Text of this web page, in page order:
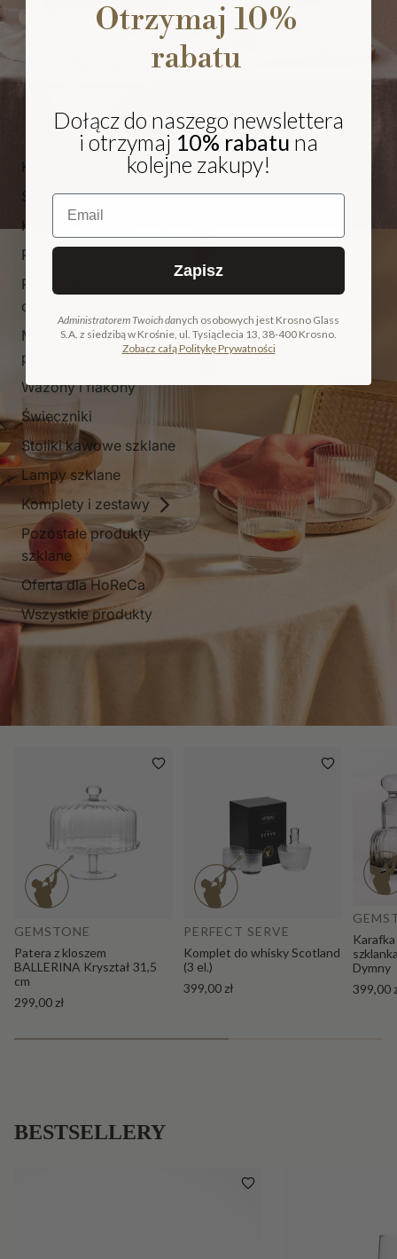
Kieliszki i pokale
Szklanki
Karafki i dzbanki
Patery
Pojemniki i
cukiernice
Miski, salaterki i
pucharki
Wazony i flakony
Świeczniki
Stoliki kawowe szklane
Lampy szklane
Komplety i zestawy
Pozostałe produkty
szklane
Oferta dla HoReCa
Wszystkie produkty
NA PREZENT
COLLECTION
Dodaj do koszyka
GEMSTONE
Patera z kloszem
BALLERINA Kryształ 31,5
cm
299,00 zł
PERFECT SERVE
Komplet do whisky Scotland
(3 el.)
399,00 zł
Dymny
399,00
BESTSELLERY
Otrzymaj 10%
rabatu
Dołącz do naszego newslettera
i otrzymaj 10% rabatu na
kolejne zakupy!
Email
Zapisz
Administratorem Twoich danych osobowych jest Krosno Glass
S.A. z siedzibą w Krośnie, ul. Tysiąclecia 13, 38-400 Krosno.
Zobacz całą Politykę Prywatności